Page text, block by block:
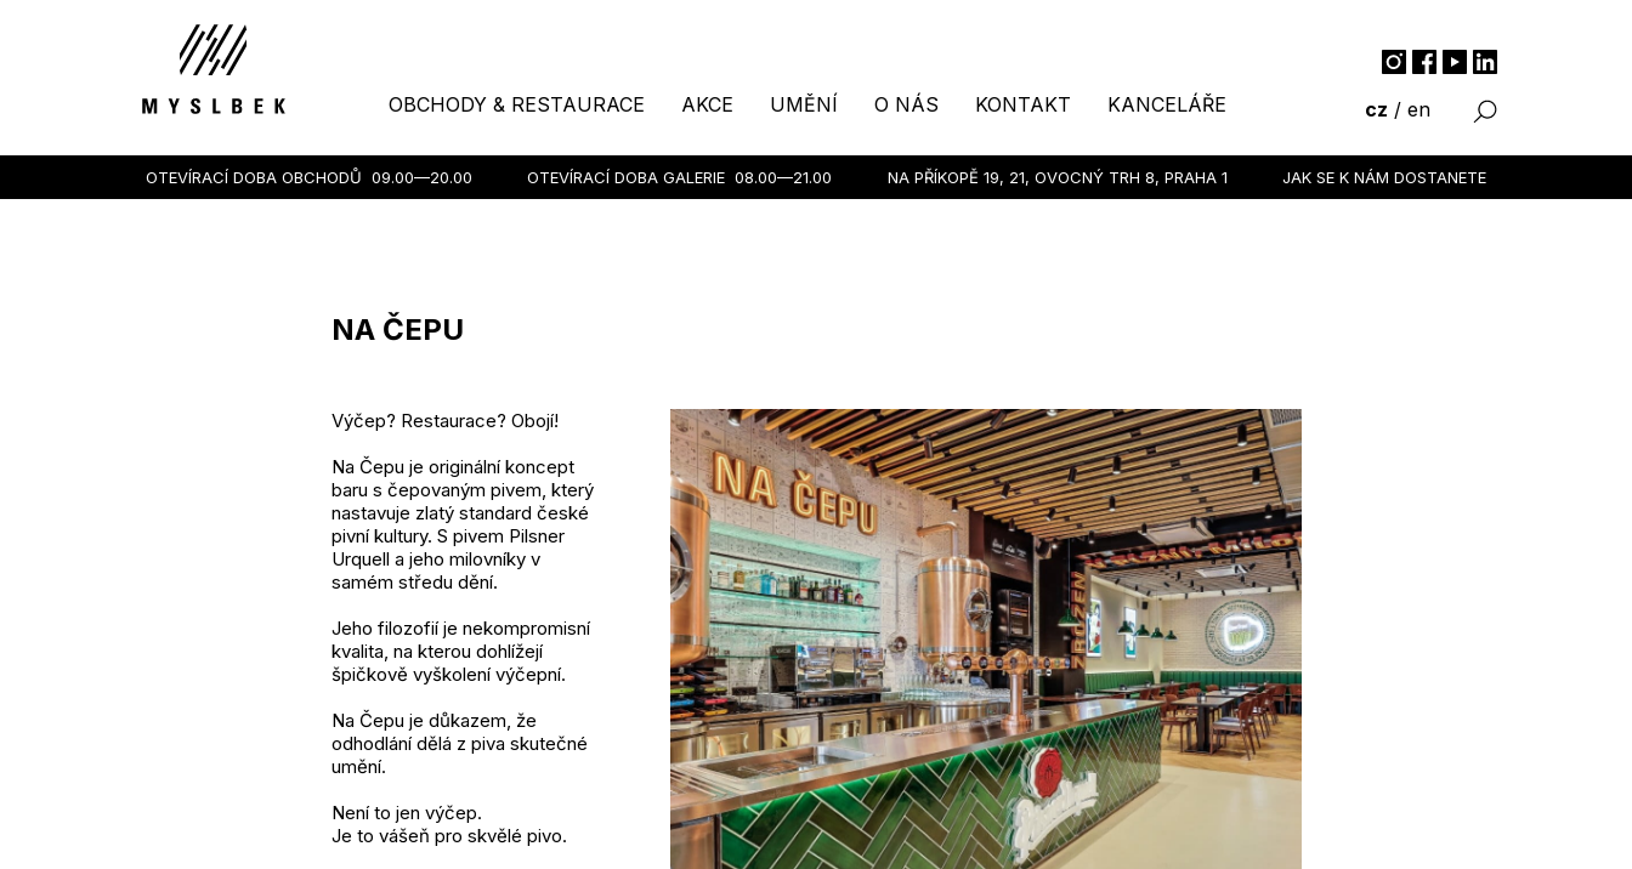
cz / en
OBCHODY & RESTAURACE AKCE UMĚNÍ O NÁS KONTAKT KANCELÁŘE
OTEVÍRACÍ DOBA OBCHODŮ 09.00—20.00 OTEVÍRACÍ DOBA GALERIE 08.00—21.00 NA PŘÍKOPĚ 19, 21, OVOCNÝ TRH 8, PRAHA 1 JAK SE K NÁM DOSTANETE
NA ČEPU
Výčep? Restaurace? Obojí!
Na Čepu je originální koncept
baru s čepovaným pivem, který
nastavuje zlatý standard české
pivní kultury. S pivem Pilsner
Urquell a jeho milovníky v
samém středu dění.
Jeho filozofií je nekompromisní
kvalita, na kterou dohlížejí
špičkově vyškolení výčepní.
Na Čepu je důkazem, že
odhodlání dělá z piva skutečné
umění.
Není to jen výčep.
Je to vášeň pro skvělé pivo.